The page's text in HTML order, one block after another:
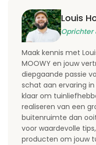
Louis
Oprichter
Maak kennis met
MOOWY en jouw
diepgaande passie
schat aan ervaring
klaar om
realiseren van een
buitenruimte dan
voor waardevolle
producten om jouw